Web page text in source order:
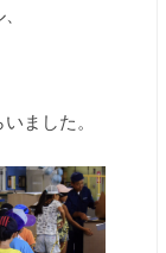
ました。